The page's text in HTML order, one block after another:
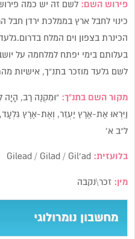
פירוש השם: לשם זה יש כמה
כינוי לחבל ארץ בממלכת ירדן חבל
הכינרת בצפון וים המלח
בעלותם בימי יפתח למלחמה על
לשם גלעד מוזכר בתנ”ך, אישיות
מקור השם בתנ”ך:“וּמִקְנֶה רַב, הָיָה
וַיִּרְאוּ אֶת-אֶרֶץ יַעְזֵר, וְאֶת-אֶרֶץ
ל”ב א’
בלועזית:
מין: זכר\נקבה
מחשבון נומרולוגי